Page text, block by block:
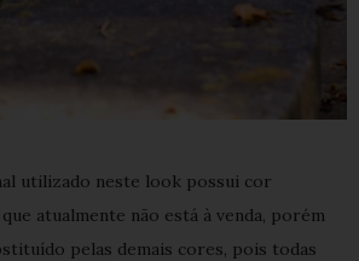
utilizado neste look possui cor
atualmente não está à venda, porém
pelas demais cores, pois todas